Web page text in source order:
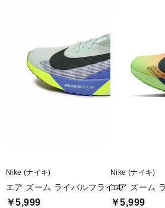
Nike (ナイキ)
エア ズーム ライバルフライ 4
￥5,999
Nike (ナイキ)
エア ズーム
￥5,999